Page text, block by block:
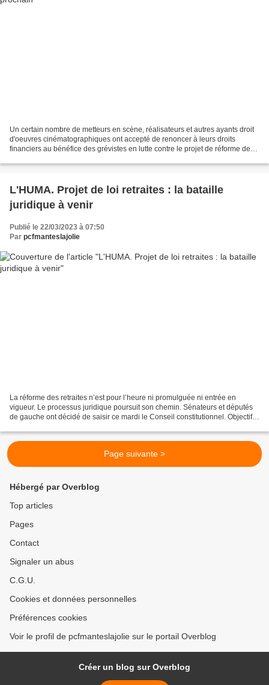
Un certain nombre de metteurs en scène, réalisateurs et autres ayants droit
d'oeuvres cinématographiques ont accepté de renoncer à leurs droits
financiers au bénéfice des grévistes en lutte contre le projet de réforme des
L'HUMA. Projet de loi retraites : la bataille
juridique à venir
Publié le 22/03/2023 à 07:50
Par pcfmanteslajolie
La réforme des retraites n’est pour l’heure ni promulguée ni entrée en
vigueur. Le processus juridique poursuit son chemin. Sénateurs et députés
de gauche ont décidé de saisir ce mardi le Conseil constitutionnel. Objectif :
Page suivante >
Hébergé par Overblog
Top articles
Pages
Contact
Signaler un abus
C.G.U.
Cookies et données personnelles
Préférences cookies
Voir le profil de pcfmanteslajolie sur le portail Overblog
Créer un blog sur Overblog